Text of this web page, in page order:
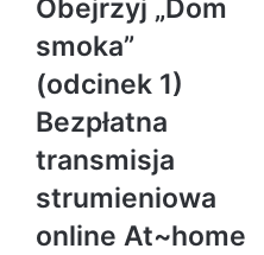
Obejrzyj „Dom
smoka”
(odcinek 1)
Bezpłatna
transmisja
strumieniowa
online At~home